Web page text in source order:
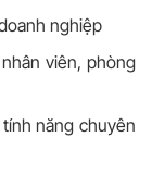
nghiệp
viên, phòng
năng chuyên